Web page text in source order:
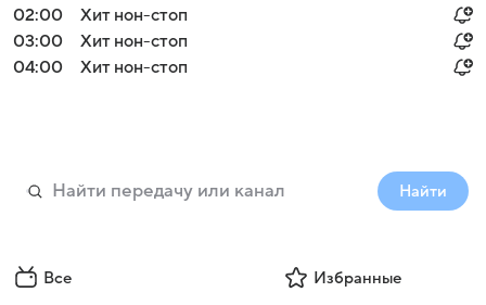
02:00
Хит нон-стоп
03:00
Хит нон-стоп
04:00
Хит нон-стоп
Найти
Все Избранные